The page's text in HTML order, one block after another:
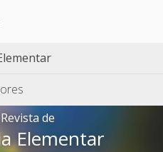
Revista de
Elementar